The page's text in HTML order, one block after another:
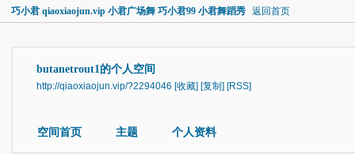
巧小君 qiaoxiaojun.vip 小君广场舞 巧小君99 小君舞蹈秀 返回首页
butanetrout1的个人空间
http://qiaoxiaojun.vip/?2294046 [收藏] [复制] [RSS]
空间首页 主题 个人资料